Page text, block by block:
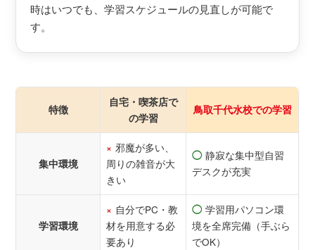
時はいつでも、学習スケジュールの見直しが可能で
す。
特徴
自宅・喫茶店で
の学習
鳥取千代水校での学習
集中環境
× 邪魔が多い、
周りの雑音が大
きい
◯ 静寂な集中型自習
デスクが充実
学習環境
× 自分でPC・教
材を用意する必
要あり
◯ 学習用パソコン環
境を全席完備（手ぶら
でOK）